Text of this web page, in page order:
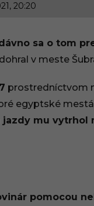
20:20
sa o tom
v meste
prostredníctvom
egyptské
jazdy mu vytrhol
pomocou